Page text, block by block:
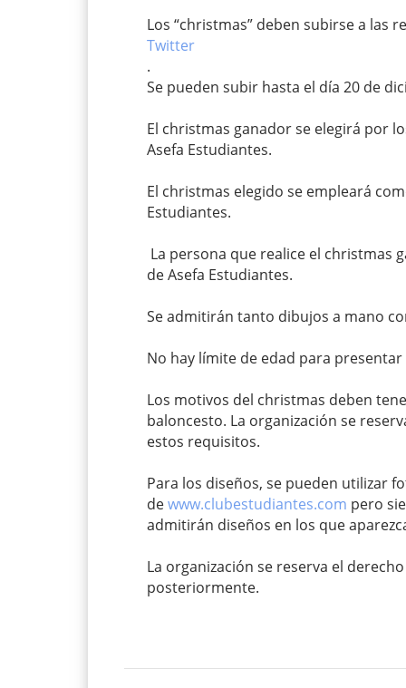
Los “christmas” deben subirse a las
Twitter
.
Se pueden subir hasta el día 20 de
El christmas ganador se elegirá por
Asefa Estudiantes.
El christmas elegido se empleará
Estudiantes.
La persona que realice el christmas
de Asefa Estudiantes.
Se admitirán tanto dibujos a mano
No hay límite de edad para
Los motivos del christmas deben
baloncesto. La organización se
estos requisitos.
Para los diseños, se pueden utilizar
dewww.clubestudiantes.com pero
admitirán diseños en los que
La organización se reserva el
posteriormente.